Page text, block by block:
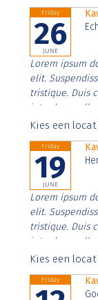
Friday
26
JUNE
Lorem ipsum
elit.
tristique. Duis
interdum
Aenean
Kies een
Friday
19
JUNE
Lorem ipsum
elit.
tristique. Duis
interdum
Aenean
Kies een
Friday